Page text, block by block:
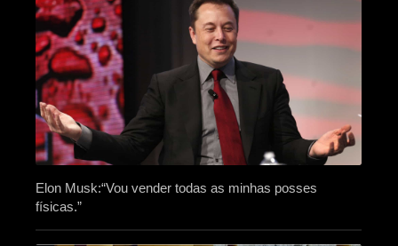
Elon Musk:“Vou vender todas as minhas posses
físicas.”